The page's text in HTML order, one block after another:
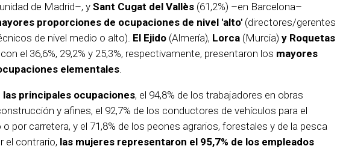
de Madrid–, y Sant Cugat del Vallès (61,2%) –en Barcelona–
proporciones de ocupaciones de nivel 'alto' (directores/gerentes
de nivel medio o alto). El Ejido (Almería), Lorca (Murcia) y Roquetas
el 36,6%, 29,2% y 25,3%, respectivamente, presentaron los mayores
elementales.
principales ocupaciones, el 94,8% de los trabajadores en obras
y afines, el 92,7% de los conductores de vehículos para el
por carretera, y el 71,8% de los peones agrarios, forestales y de la pesca
el contrario, las mujeres representaron el 95,7% de los empleados